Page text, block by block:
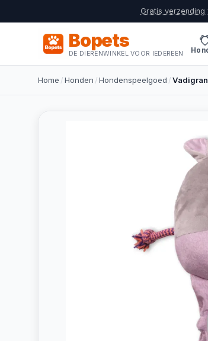
Gratis
Bopets
DE DIERENWINKEL VOOR IEDEREEN
Home /Honden /Hondenspeelgoed /